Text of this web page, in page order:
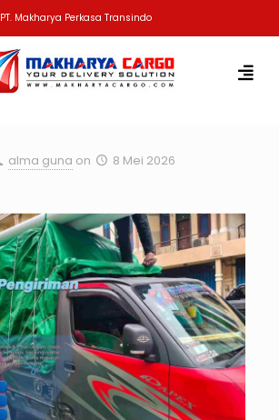
PT. Makharya Perkasa Transindo
alma guna on 8 Mei 2026